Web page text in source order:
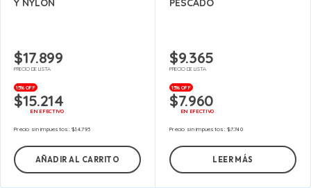
Y NYLON
$17.899
PRECIO DE LISTA
15% OFF
$15.214
EN EFECTIVO
Precio sin impuestos:$14.793
AÑADIR AL CARRITO
PESCADO
$9.365
PRECIO DE LISTA
15% OFF
$7.960
EN EFECTIVO
Precio sin impuestos:$7.740
LEER MÁS